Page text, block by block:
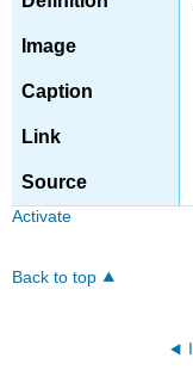
Activate
Back to top